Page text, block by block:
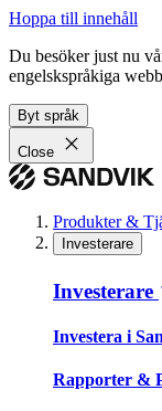
Hoppa till innehåll
Du besöker just nu
engelskspråkiga
Byt språk
Close
Produkter &
Investerare
Investerare
Investera i
Rapporter &